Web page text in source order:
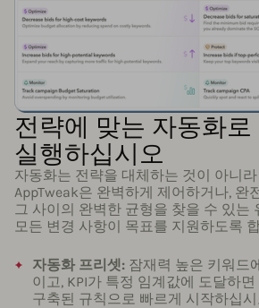
전략에 맞는 자동화로
실행하십시오
자동화는 전략을 대체하는 것이 아니
AppTweak은 완벽하게 제어하거나, 완
그 사이의 완벽한 균형을 찾을 수 있는
모든 변경 사항이 목표를 지원하도록
자동화 프리셋: 잠재력 높은 키워드
이고, KPI가 특정 임계값에 도달하
구축된 규칙으로 빠르게 시작하십시